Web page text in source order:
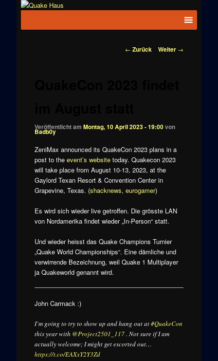
News zu
Beitragsnavigation
← Zurück Weiter →
Veröffentlicht am Montag, 10 April 2023 - 19:00von
Badb0y
ZeniMax announced its QuakeCon 2023 plans in a
post to the event’s websitetoday. Quakecon 2023
will take place from August 10-13, 2023, at the
Gaylord Texan Resort & Convention Center in
Grapevine, Texas. (shacknews, eurogamer)
Es wird sich wieder live getroffen. Die grösste LAN
von Nordamerika findet wieder „In-Person“ statt.
Und wieder heisst das Quake Champions Turnier
„Quake World Championships“. Eine dämliche und
verwirrende Bezeichnung, weil Quake 1 Multiplayer
ja Quakeworld genannt wird.
John Carmack :)
I’m going to try to show up and hang out at#QuakeCon
this year with @Project2501_117. Not sure if I am
actually welcome; I might get escorted out…
https://t.co/EAXxY2Y3Zd